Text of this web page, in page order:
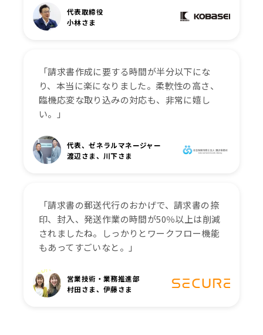
代表取締役
小林さま
「請求書作成に要する時間が半分以下にな
り、本当に楽になりました。柔軟性の高さ、
臨機応変な取り込みの対応も、非常に嬉し
い。」
代表、ゼネラルマネージャー
渡辺さま、川下さま
「請求書の郵送代行のおかげで、請求書の捺
印、封入、発送作業の時間が50％以上は削減
されましたね。しっかりとワークフロー機能
もあってすごいなと。」
営業技術・業務推進部
村田さま、伊藤さま